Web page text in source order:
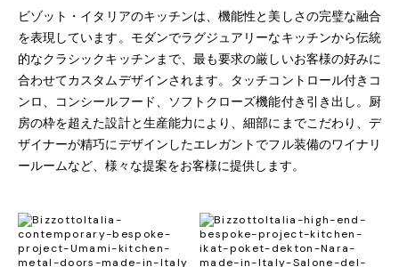
ビゾット ・イタリアのキッチンは、機能性と美しさの完璧な融合
を表現しています。モダンでラグジュアリーなキッチンから伝統
的なクラシックキッチンまで、最も要求の厳しいお客様の好みに
合わせてカスタムデザインされます。タッチコントロール付きコ
ンロ、コンシールフード、ソフトクローズ機能付き引き出し。厨
房の枠を超えた設計と生産能力により、細部にまでこだわり、デ
ザイナーが精巧にデザインしたエレガントでフル装備のワイナリ
ールームなど、様々な提案をお客様に提供します。